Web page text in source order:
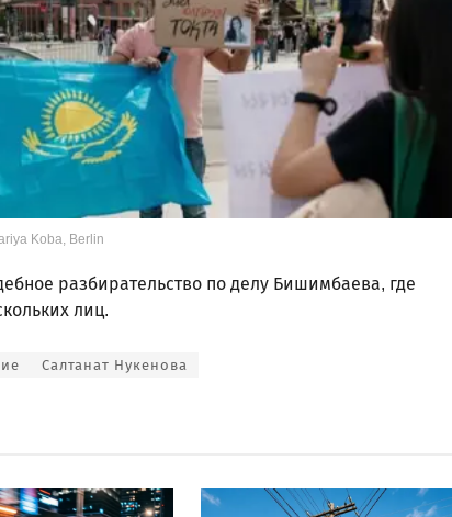
Koba, Berlin
разбирательство по делу Бишимбаева, где
лиц.
Салтанат Нукенова